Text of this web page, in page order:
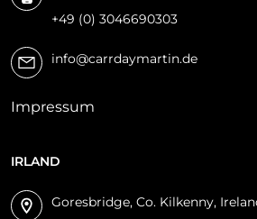
+49 (0) 3046690303
info@carrdaymartin.de
Impressum
IRLAND
Goresbridge, Co. Kilkenny,